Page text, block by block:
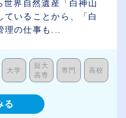
界自然遺産「白神山
いることから、「白
理の仕事も...
大学
短大
高専
専門 高校
る